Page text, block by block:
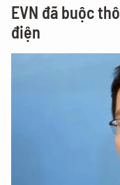
EVN đã buộc
điện